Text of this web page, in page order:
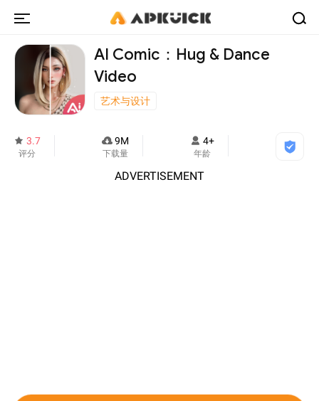
AI Comic：Hug & Dance
Video
艺术与设计
3.7
评分
9M
下载量
4+
年龄
ADVERTISEMENT